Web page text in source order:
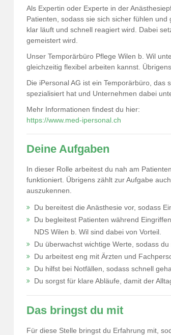
Als Expertin oder Experte in der
Patienten, sodass sie sich sicher fühlen
klar läuft und schnell reagiert wird. Dabei
gemeistert wird.
Unser Temporärbüro Pflege Wilen b. Wil
gleichzeitig flexibel arbeiten kannst.
Die iPersonal AG ist ein Temporärbüro, das
spezialisiert hat und Unternehmen dabei
Mehr Informationen findest du hier:
https://www.med-ipersonal.ch
Deine Aufgaben
In dieser Rolle arbeitest du nah am
funktioniert. Übrigens zählt zur Aufgabe
auszukennen.
Du bereitest die Anästhesie vor, sodass
Du begleitest Patienten während
NDS Wilen b. Wil sind dabei von Vorteil.
Du überwachst wichtige Werte, sodass
Du arbeitest eng mit Ärzten und
Du hilfst bei Notfällen, sodass schnell
Du sorgst für klare Abläufe, damit der
Das bringst du mit
Für diese Stelle bringst du Erfahrung mit,